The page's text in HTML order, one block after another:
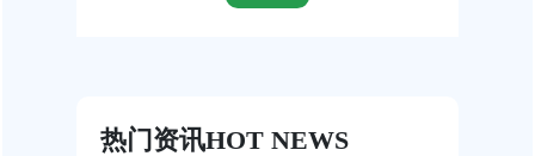
热门资讯HOT NEWS